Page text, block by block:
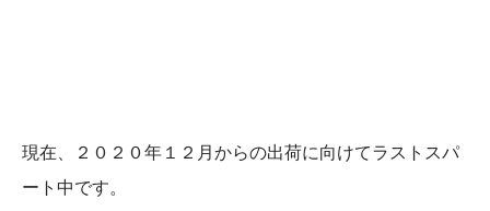
現在、２０２０年１２月からの出荷に向けてラストスパ
ート中です。